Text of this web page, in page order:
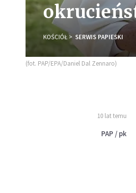
KOŚCIÓŁ SERWIS PAPIESKI
(fot. PAP/EPA/Daniel Dal Zennaro)
10 lat temu
PAP / pk